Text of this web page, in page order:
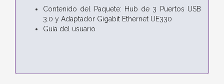
Contenido del Paquete: Hub de 3 Puertos USB
3.0 y Adaptador Gigabit Ethernet UE330
Guía del usuario